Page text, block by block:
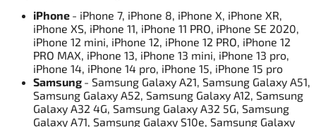
iPhone - iPhone 7, iPhone 8, iPhone X, iPhone XR,
iPhone XS, iPhone 11, iPhone 11 PRO, iPhone SE 2020,
iPhone 12 mini, iPhone 12, iPhone 12 PRO, iPhone 12
PRO MAX, iPhone 13, iPhone 13 mini, iPhone 13 pro,
iPhone 14, iPhone 14 pro, iPhone 15, iPhone 15 pro
Samsung - Samsung Galaxy A21, Samsung Galaxy A51,
Samsung Galaxy A52, Samsung Galaxy A12, Samsung
Galaxy A32 4G, Samsung Galaxy A32 5G, Samsung
Galaxy A71, Samsung Galaxy S10e, Samsung Galaxy